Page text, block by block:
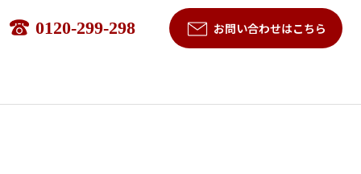
0120-299-298 お問い合わせはこちら